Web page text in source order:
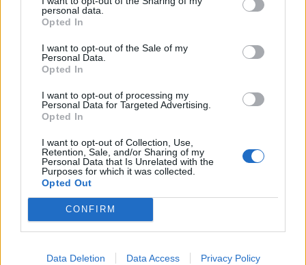
personal data.
Opted In
I want to opt-out of the Sale of my
Personal Data.
Opted In
I want to opt-out of processing my
Personal Data for Targeted Advertising.
Opted In
I want to opt-out of Collection, Use,
Retention, Sale, and/or Sharing of my
Personal Data that Is Unrelated with the
Purposes for which it was collected.
Opted Out
CONFIRM
Data Deletion Data Access Privacy Policy
ΟΙΚΟΝΟΜΙΑ
20.07.2026 14:12
PARAPOLITIKA NEWSROOM
Αναπτυξιακός νόμος: Προκηρύχθηκε ο
δεύτερος κύκλος για την Αγροδιατροφή
με 150 εκατ. ευρώ - Πότε ξεκινούν οι
αιτήσεις
Αποδέχομαι τους
και την πολιτική απορρήτου
X